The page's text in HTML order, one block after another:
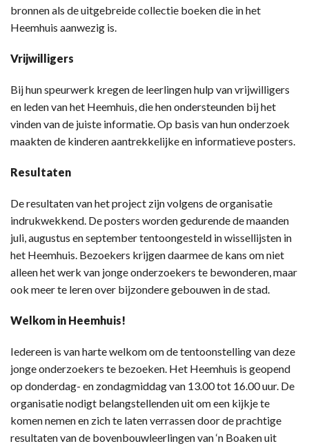
bronnen als de uitgebreide collectie boeken die in het
Heemhuis aanwezig is.
Vrijwilligers
Bij hun speurwerk kregen de leerlingen hulp van vrijwilligers
en leden van het Heemhuis, die hen ondersteunden bij het
vinden van de juiste informatie. Op basis van hun onderzoek
maakten de kinderen aantrekkelijke en informatieve posters.
Resultaten
De resultaten van het project zijn volgens de organisatie
indrukwekkend. De posters worden gedurende de maanden
juli, augustus en september tentoongesteld in wissellijsten in
het Heemhuis. Bezoekers krijgen daarmee de kans om niet
alleen het werk van jonge onderzoekers te bewonderen, maar
ook meer te leren over bijzondere gebouwen in de stad.
Welkom in Heemhuis!
Iedereen is van harte welkom om de tentoonstelling van deze
jonge onderzoekers te bezoeken. Het Heemhuis is geopend
op donderdag- en zondagmiddag van 13.00 tot 16.00 uur. De
organisatie nodigt belangstellenden uit om een kijkje te
komen nemen en zich te laten verrassen door de prachtige
resultaten van de bovenbouwleerlingen van ‘n Boaken uit